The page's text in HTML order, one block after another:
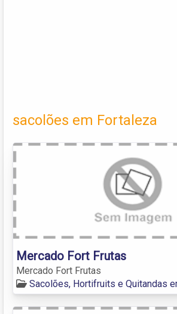
sacolões em Fortaleza
Mercado Fort Frutas
Mercado Fort Frutas
Sacolões, Hortifruits e Quitandas